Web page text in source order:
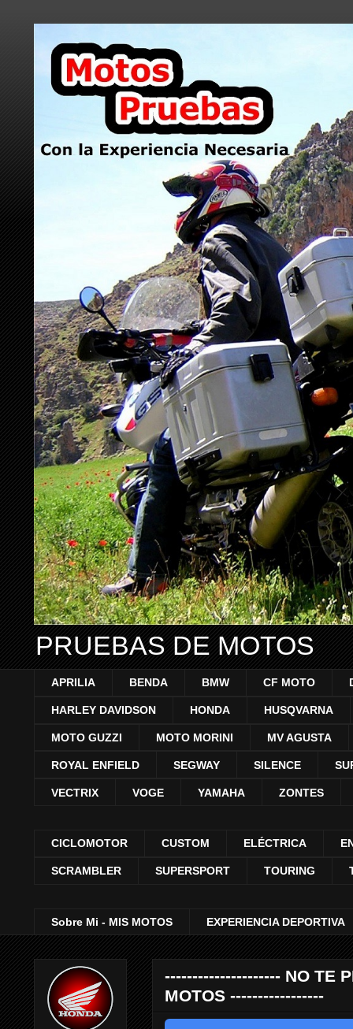
PRUEBAS DE MOTOS
APRILIA BENDA BMW CF MOTO
HARLEY DAVIDSON HONDA HUSQVARNA
MOTO GUZZI MOTO MORINI MV AGUSTA
ROYAL ENFIELD SEGWAY SILENCE
VECTRIX VOGE YAMAHA ZONTES
CICLOMOTOR CUSTOM ELÉCTRICA
SCRAMBLER SUPERSPORT TOURING
Sobre Mi - MIS MOTOS EXPERIENCIA DEPORTIVA
--------------------- NO TE
MOTOS -----------------